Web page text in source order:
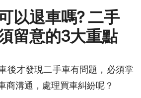
以退車嗎? 二手
留意的3大重點
後才發現二手車有問題，必須掌
商溝通，處理買車糾紛呢？